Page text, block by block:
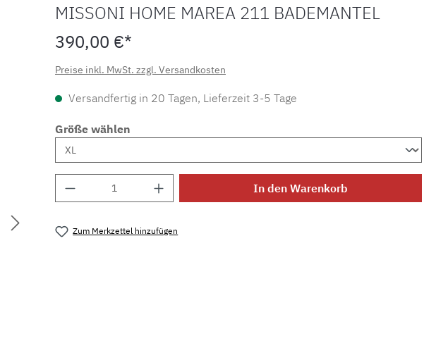
MISSONI HOME MAREA 211 BADEMANTEL
390,00 €*
Preise inkl. MwSt. zzgl. Versandkosten
Versandfertig in 20 Tagen, Lieferzeit 3-5 Tage
Größe wählen
Produkt Anzahl: Gib den gewünschten Wert ein
In den Warenkorb
Zum Merkzettel hinzufügen